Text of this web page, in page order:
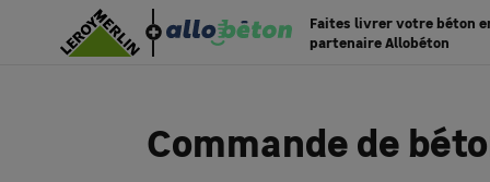
Faites livrer votre béton
partenaire Allobéton
Commande de